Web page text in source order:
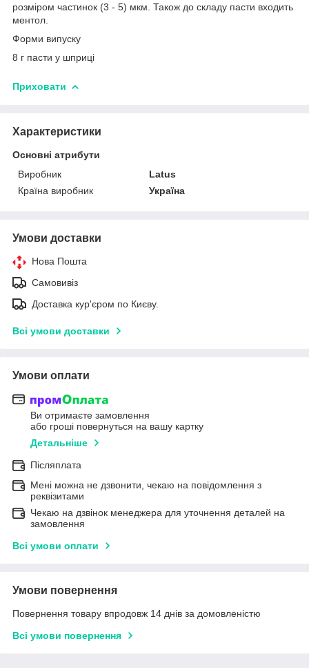
розміром частинок (3 - 5) мкм. Також до складу пасти входить
ментол.
Форми випуску
8 г пасти у шприці
Приховати
Характеристики
Основні атрибути
Виробник
Latus
Країна виробник
Україна
Умови доставки
Нова Пошта
Самовивіз
Доставка кур'єром по Києву.
Всі умови доставки
Умови оплати
Ви отримаєте замовлення
або гроші повернуться на вашу картку
Детальніше
Післяплата
Мені можна не дзвонити, чекаю на повідомлення з
реквізитами
Чекаю на дзвінок менеджера для уточнення деталей на
замовлення
Всі умови оплати
Умови повернення
Повернення товару впродовж 14 днів за домовленістю
Всі умови повернення